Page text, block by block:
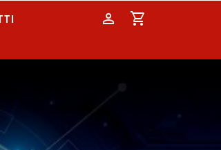
person shopping_cart